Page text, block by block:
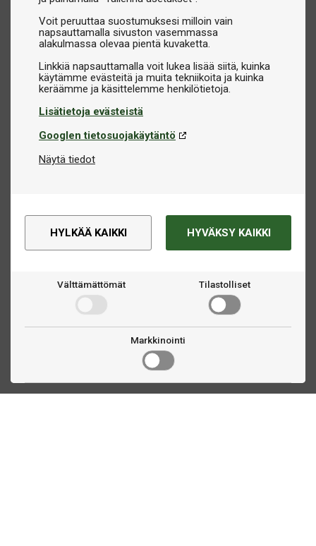
Voit peruuttaa suostumuksesi milloin vain
napsauttamalla sivuston vasemmassa
alakulmassa olevaa pientä kuvaketta.
Linkkiä napsauttamalla voit lukea lisää siitä, kuinka
käytämme evästeitä ja muita tekniikoita ja kuinka
Lisätietoja evästeistä
Googlen tietosuojakäytäntö
Näytä tiedot
HYLKÄÄ KAIKKI HYVÄKSY KAIKKI
Välttämättömät Tilastolliset
Markkinointi